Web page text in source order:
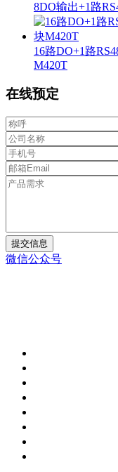
8DO输出+1路
16路DO+1路
M420T
在线预定
提交信息
微信公众号